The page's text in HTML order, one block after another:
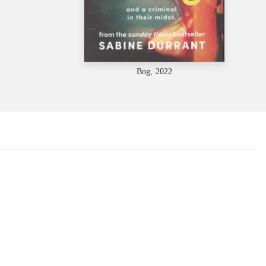
Bog, 2022